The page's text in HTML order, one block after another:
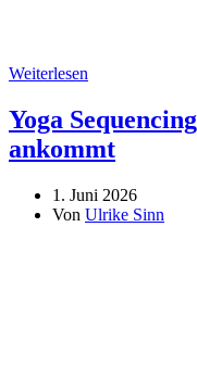
Weiterlesen
Yoga
ankommt
1. Juni 2026
Von Ulrike Sinn